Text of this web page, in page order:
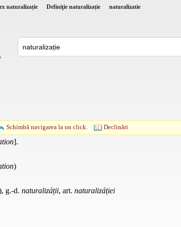
naturalizație Definiţie naturalizație naturalizatie
Schimbă navigarea la un click. Declinări
].
)
g.-d. naturalizáții, art. naturalizáției